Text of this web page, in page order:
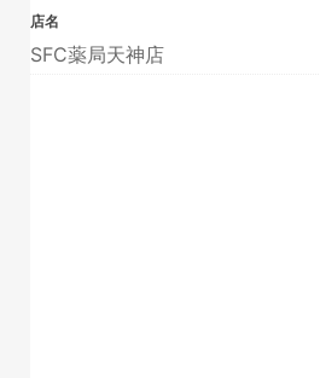
店名
SFC薬局天神店